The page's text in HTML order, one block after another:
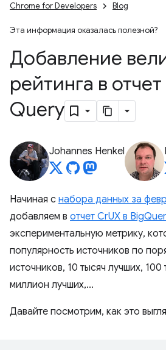
Chrome for Developers Blog
Эта информация оказалась полезной?
Добавление
рейтинга в
Query
Johannes Henkel
Начиная с набора данных за
добавляем в отчет CrUX в
экспериментальную метрику,
популярность источников по
источников, 10 тысяч лучших, 100
миллион лучших,...
Давайте посмотрим, как это